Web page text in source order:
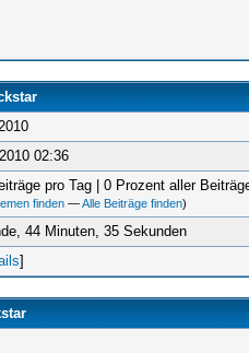
02:36
pro Tag | 0 Prozent aller
finden —Alle Beiträge finden)
44 Minuten, 35 Sekunden
]